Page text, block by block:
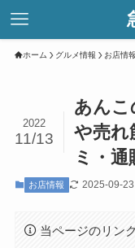
ホーム グルメ情報 お店情報
あんこ
や売れ
ミ・通
2022
11/13
お店情報 2025-09-23
当ページのリン